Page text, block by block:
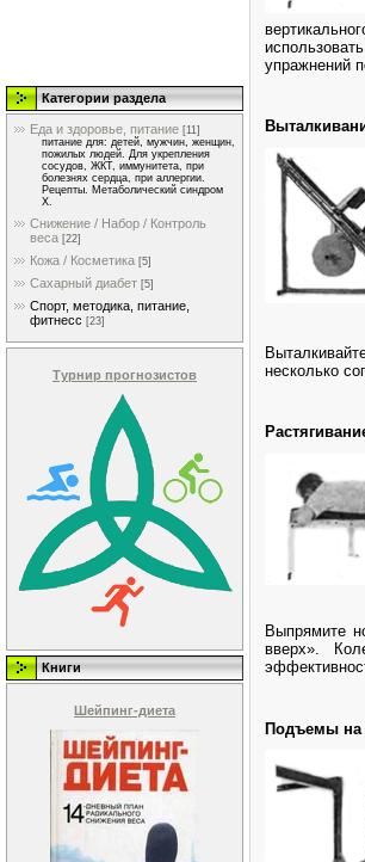
Категории раздела
Еда и здоровье, питание [11]
питание для: детей, мужчин, женщин,
пожилых людей. Для укрепления
сосудов, ЖКТ, иммунитета, при
болезнях сердца, при аллергии.
Рецепты. Метаболический синдром
Х.
Снижение / Набор / Контроль
веса [22]
Кожа / Косметика [5]
Сахарный диабет [5]
Спорт, методика, питание,
фитнесс [23]
Турнир прогнозистов
Книги
Шейпинг-диета
упражнений
несколько
Выпрямите
вверх».
Подъемы на